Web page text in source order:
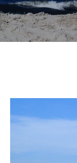
Services
Jeunesse